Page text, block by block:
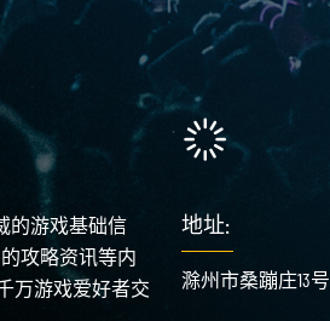
的游戏基础信
攻略资讯等内
万游戏爱好者交
地址:
滁州市桑蹦庄13号